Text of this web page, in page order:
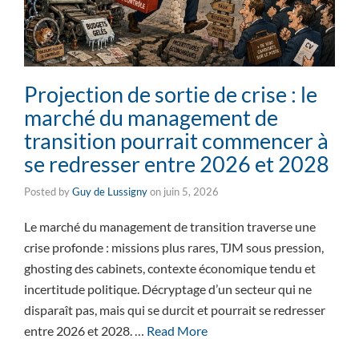
Projection de sortie de crise : le
marché du management de
transition pourrait commencer à
se redresser entre 2026 et 2028
Posted byGuy de Lussignyon juin 5, 2026
Le marché du management de transition traverse une
crise profonde : missions plus rares, TJM sous pression,
ghosting des cabinets, contexte économique tendu et
incertitude politique. Décryptage d’un secteur qui ne
disparaît pas, mais qui se durcit et pourrait se redresser
entre 2026 et 2028. … Read More